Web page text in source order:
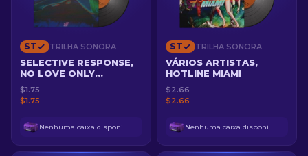
ST TRILHA SONORA
SELECTIVE RESPONSE,
NO LOVE ONLY
PLEASURE
$1.75
$1.75
Nenhuma caixa disponível
ST TRILHA SONORA
VÁRIOS ARTISTAS,
HOTLINE MIAMI
$2.66
$2.66
Nenhuma caixa disponível